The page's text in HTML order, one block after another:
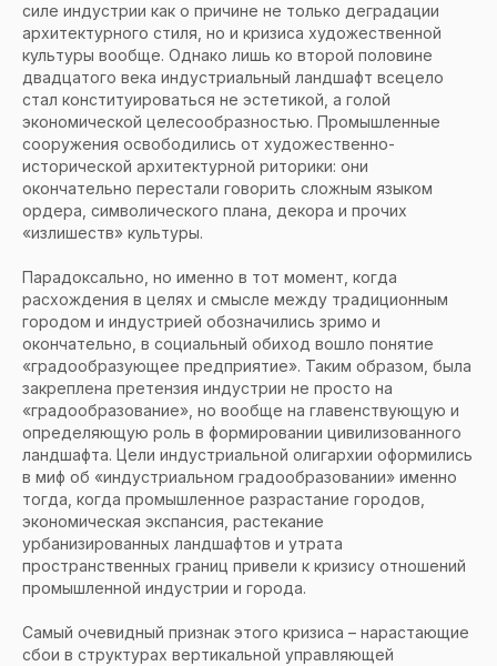
силе индустрии как о причине не только деградации
архитектурного стиля, но и кризиса художественной
культуры вообще. Однако лишь ко второй половине
двадцатого века индустриальный ландшафт всецело
стал конституироваться не эстетикой, а голой
экономической целесообразностью. Промышленные
сооружения освободились от художественно-
исторической архитектурной риторики: они
окончательно перестали говорить сложным языком
ордера, символического плана, декора и прочих
«излишеств» культуры.
Парадоксально, но именно в тот момент, когда
расхождения в целях и смысле между традиционным
городом и индустрией обозначились зримо и
окончательно, в социальный обиход вошло понятие
«градообразующее предприятие». Таким образом, была
закреплена претензия индустрии не просто на
«градообразование», но вообще на главенствующую и
определяющую роль в формировании цивилизованного
ландшафта. Цели индустриальной олигархии оформились
в миф об «индустриальном градообразовании» именно
тогда, когда промышленное разрастание городов,
экономическая экспансия, растекание
урбанизированных ландшафтов и утрата
пространственных границ привели к кризису отношений
промышленной индустрии и города.
Самый очевидный признак этого кризиса – нарастающие
сбои в структурах вертикальной управляющей